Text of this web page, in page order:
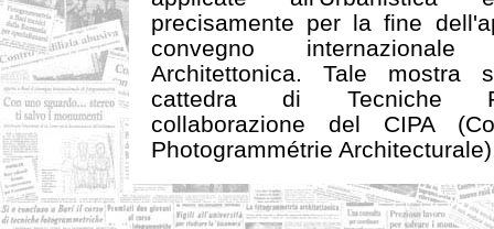
precisamente per la fine
convegno
Architettonica. Tale mostra
cattedra di Tecniche
collaborazione del CIPA
Photogrammétrie